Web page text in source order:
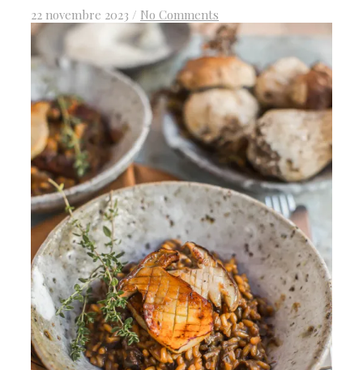
22 novembre 2023 / No Comments